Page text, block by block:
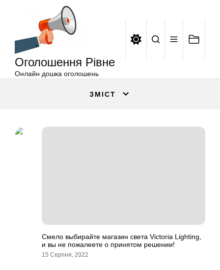
Оголошення Рівне
Онлайн дошка оголошень
ЗМІСТ
Смело выбирайте магазин света Victoria Lighting,
и вы не пожалеете о принятом решении!
15 Серпня, 2022